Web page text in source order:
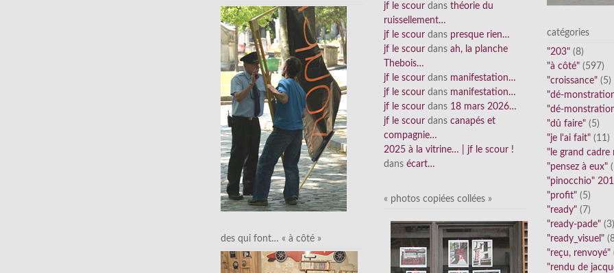
des qui font… « à côté »
jf le scour dans théorie du
ruissellement…
jf le scour dans presque rien…
jf le scour dans ah, la planche
Thebois…
jf le scour dans manifestation…
jf le scour dans manifestation…
jf le scour dans 18 mars 2026…
jf le scour dans canapés et
compagnie…
2025 à la vitrine… | jf le scour !
dans écart…
« photos copiées collées »
catégories
"203" (8)
"à côté" (597)
"croissance" (5)
"dé-
"dé-
"dû faire" (5)
"je l'ai fait" (11)
"le grand cadre
"pensez à eux"
"pinocchio"
"profit" (5)
"ready" (7)
"ready-pade" (3)
"ready_visuel"
"reçu, renvoyé"
"rendu de